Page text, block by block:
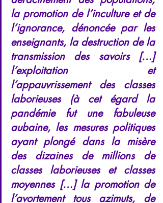
la promotion de l’inculture et de
l’ignorance, dénoncée par les
enseignants, la destruction de la
transmission des savoirs […]
l’exploitation et
l’appauvrissement des classes
laborieuses (à cet égard la
pandémie fut une fabuleuse
aubaine, les mesures politiques
ayant plongé dans la misère
des dizaines de millions de
classes laborieuses et classes
moyennes […] la promotion de
l’avortement tous azimuts, de